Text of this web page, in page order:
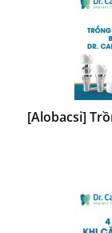
[Alobacsi]